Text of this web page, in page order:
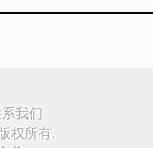
我们
版权所有.